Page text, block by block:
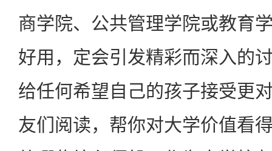
商学院、公共管理学院或教育
好用，定会引发精彩而深入的
给任何希望自己的孩子接受更
友们阅读，帮你对大学价值看